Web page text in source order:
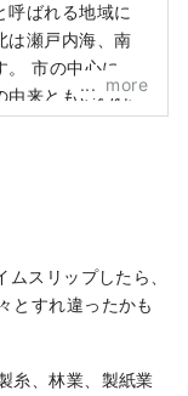
呼ばれる地域に
は瀬戸内海、南
市の中心には
由来ともいわれ
川が、まちを巡
名残が、肱川
more
スリップしたら、
とすれ違ったかも
糸、林業、製紙業